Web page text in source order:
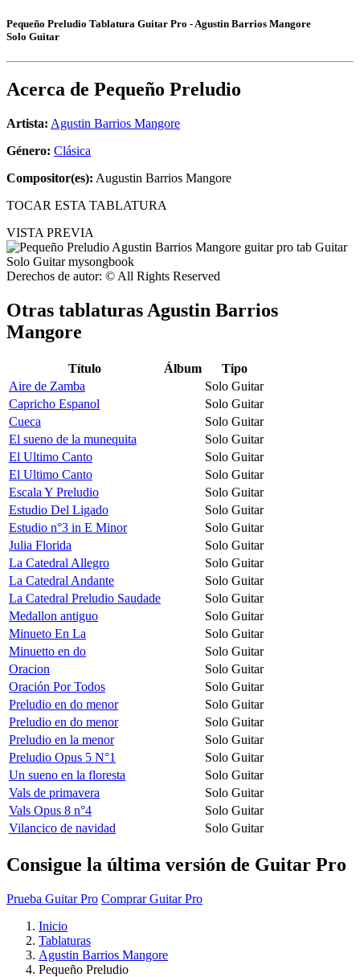
Pequeño Preludio Tablatura Guitar Pro - Agustin Barrios Mangore
Solo Guitar
Acerca de Pequeño Preludio
Artista: Agustin Barrios Mangore
Género: Clásica
Compositor(es): Augustin Barrios Mangore
TOCAR ESTA TABLATURA
VISTA PREVIA
Derechos de autor: © All Rights Reserved
Otras tablaturas Agustin Barrios
Mangore
Título Álbum
Tipo
Aire de Zamba
Solo Guitar
Capricho Espanol
Solo Guitar
Cueca
Solo Guitar
El sueno de la munequita
Solo Guitar
El Ultimo Canto
Solo Guitar
El Ultimo Canto
Solo Guitar
Escala Y Preludio
Solo Guitar
Estudio Del Ligado
Solo Guitar
Estudio n°3 in E Minor
Solo Guitar
Julia Florida
Solo Guitar
La Catedral Allegro
Solo Guitar
La Catedral Andante
Solo Guitar
La Catedral Preludio Saudade
Solo Guitar
Medallon antiguo
Solo Guitar
Minueto En La
Solo Guitar
Minuetto en do
Solo Guitar
Oracion
Solo Guitar
Oración Por Todos
Solo Guitar
Preludio en do menor
Solo Guitar
Preludio en do menor
Solo Guitar
Preludio en la menor
Solo Guitar
Preludio Opus 5 N°1
Solo Guitar
Un sueno en la floresta
Solo Guitar
Vals de primavera
Solo Guitar
Vals Opus 8 n°4
Solo Guitar
Vilancico de navidad
Solo Guitar
Consigue la última versión de Guitar Pro
Prueba Guitar Pro Comprar Guitar Pro
Inicio
Tablaturas
Agustin Barrios Mangore
Pequeño Preludio